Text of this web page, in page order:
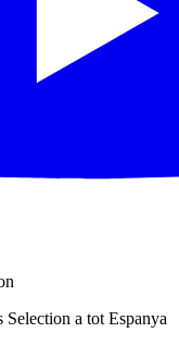
Selection a tot Espanya